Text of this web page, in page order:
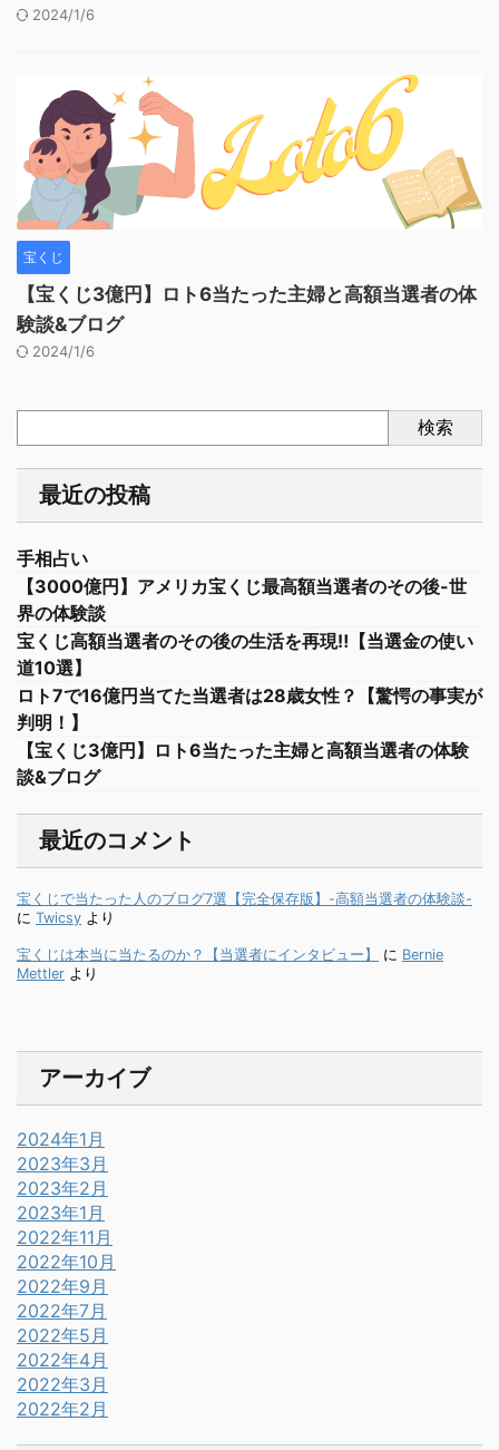
2024/1/6
宝くじ
【宝くじ3億円】ロト6当たった主婦と高額当選者の体
験談&ブログ
2024/1/6
検索
最近の投稿
手相占い
【3000億円】アメリカ宝くじ最高額当選者のその後-世
界の体験談
宝くじ高額当選者のその後の生活を再現‼︎【当選金の使い
道10選】
ロト7で16億円当てた当選者は28歳女性？【驚愕の事実が
判明！】
【宝くじ3億円】ロト6当たった主婦と高額当選者の体験
談&ブログ
最近のコメント
宝くじで当たった人のブログ7選【完全保存版】-高額当選者の体験談-
に Twicsy より
宝くじは本当に当たるのか？【当選者にインタビュー】 に Bernie
Mettler より
アーカイブ
2024年1月
2023年3月
2023年2月
2023年1月
2022年11月
2022年10月
2022年9月
2022年7月
2022年5月
2022年4月
2022年3月
2022年2月